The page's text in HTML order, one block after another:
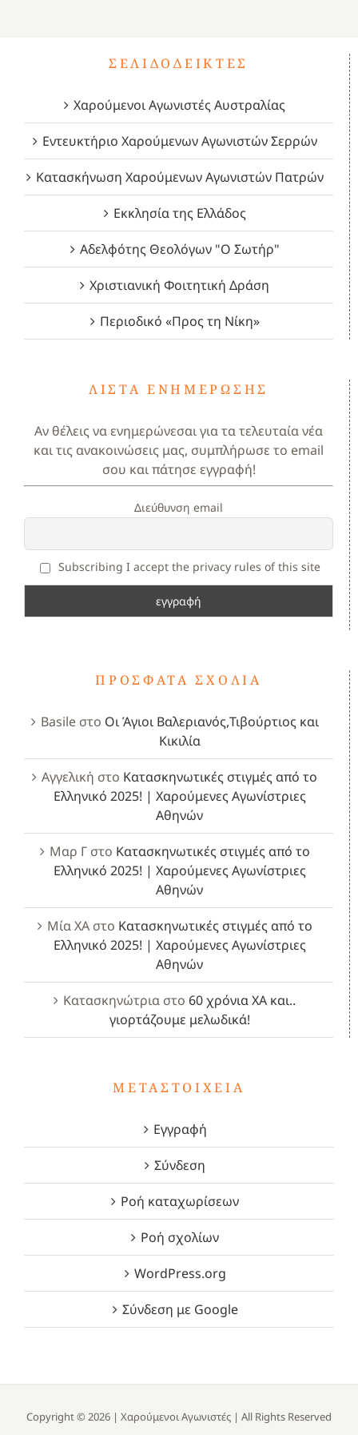
ΣΕΛΙΔΟΔΕΊΚΤΕΣ
Χαρούμενοι Αγωνιστές Αυστραλίας
Εντευκτήριο Χαρούμενων Αγωνιστών Σερρών
Κατασκήνωση Χαρούμενων Αγωνιστών Πατρών
Εκκλησία της Ελλάδος
Αδελφότης Θεολόγων "Ο Σωτήρ"
Χριστιανική Φοιτητική Δράση
Περιοδικό «Προς τη Νίκη»
ΛΊΣΤΑ ΕΝΗΜΈΡΩΣΗΣ
Αν θέλεις να ενημερώνεσαι για τα τελευταία νέα
και τις ανακοινώσεις μας, συμπλήρωσε το email
σου και πάτησε εγγραφή!
Διεύθυνση email
Subscribing I accept the privacy rules of this site
ΠΡΌΣΦΑΤΑ ΣΧΌΛΙΑ
Basileστο Οι Άγιοι Βαλεριανός,Τιβούρτιος και
Κικιλία
Αγγελική στο Κατασκηνωτικές στιγμές από το
Ελληνικό 2025! | Χαρούμενες Αγωνίστριες
Αθηνών
Μαρ Γστο Κατασκηνωτικές στιγμές από το
Ελληνικό 2025! | Χαρούμενες Αγωνίστριες
Αθηνών
Μία ΧΑστο Κατασκηνωτικές στιγμές από το
Ελληνικό 2025! | Χαρούμενες Αγωνίστριες
Αθηνών
Κατασκηνώτρια στο 60 χρόνια ΧΑ και..
γιορτάζουμε μελωδικά!
ΜΕΤΑΣΤΟΙΧΕΊΑ
Εγγραφή
Σύνδεση
Ροή καταχωρίσεων
Ροή σχολίων
WordPress.org
Σύνδεση με Google
Copyright © 2026 | Χαρούμενοι Αγωνιστές | All Rights Reserved